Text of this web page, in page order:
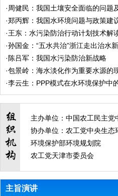
系
· 周健民：我国土壤安全面临的问题
·郑丙辉：我国水环境问题与政策建
·王东：水污染防治行动计划技术解
·孙国金：“五水共治”浙江走出治水
· 陈吕军：我国水污染防治新战略
·包景岭：海水淡化作为重要水源的
·李云生：PPP模式在水环境保护中
主办单位：中国农工民主党
协办单位：农工党中央生态
环境保护部环境规划院
农工党天津市委员会
主旨演讲